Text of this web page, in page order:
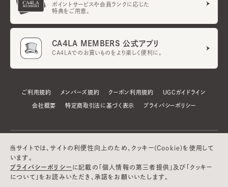
ポイントサービスや会員ランクに応じた
特典をご用意。
CA4LA MEMBERS 公式アプリ
CA4LAでのお買いものをより楽しく便利に。
ご利用規約 メンバーズ規約 クーポン利用規約 UGCガイドライン
会社概要 特定商取引法に基づく表示 プライバシーポリシー
当サイトでは、サイトの利便性向上のため、クッキー(Cookie)を使用して
います。
プライバシーポリシー に記載の「個人情報の第三者提供」及び「クッキー
について」をお読みいただき、承諾をお願いいたします。